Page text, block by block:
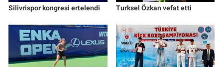
Silivrispor kongresi ertelendi Turksel Özkan vefat etti